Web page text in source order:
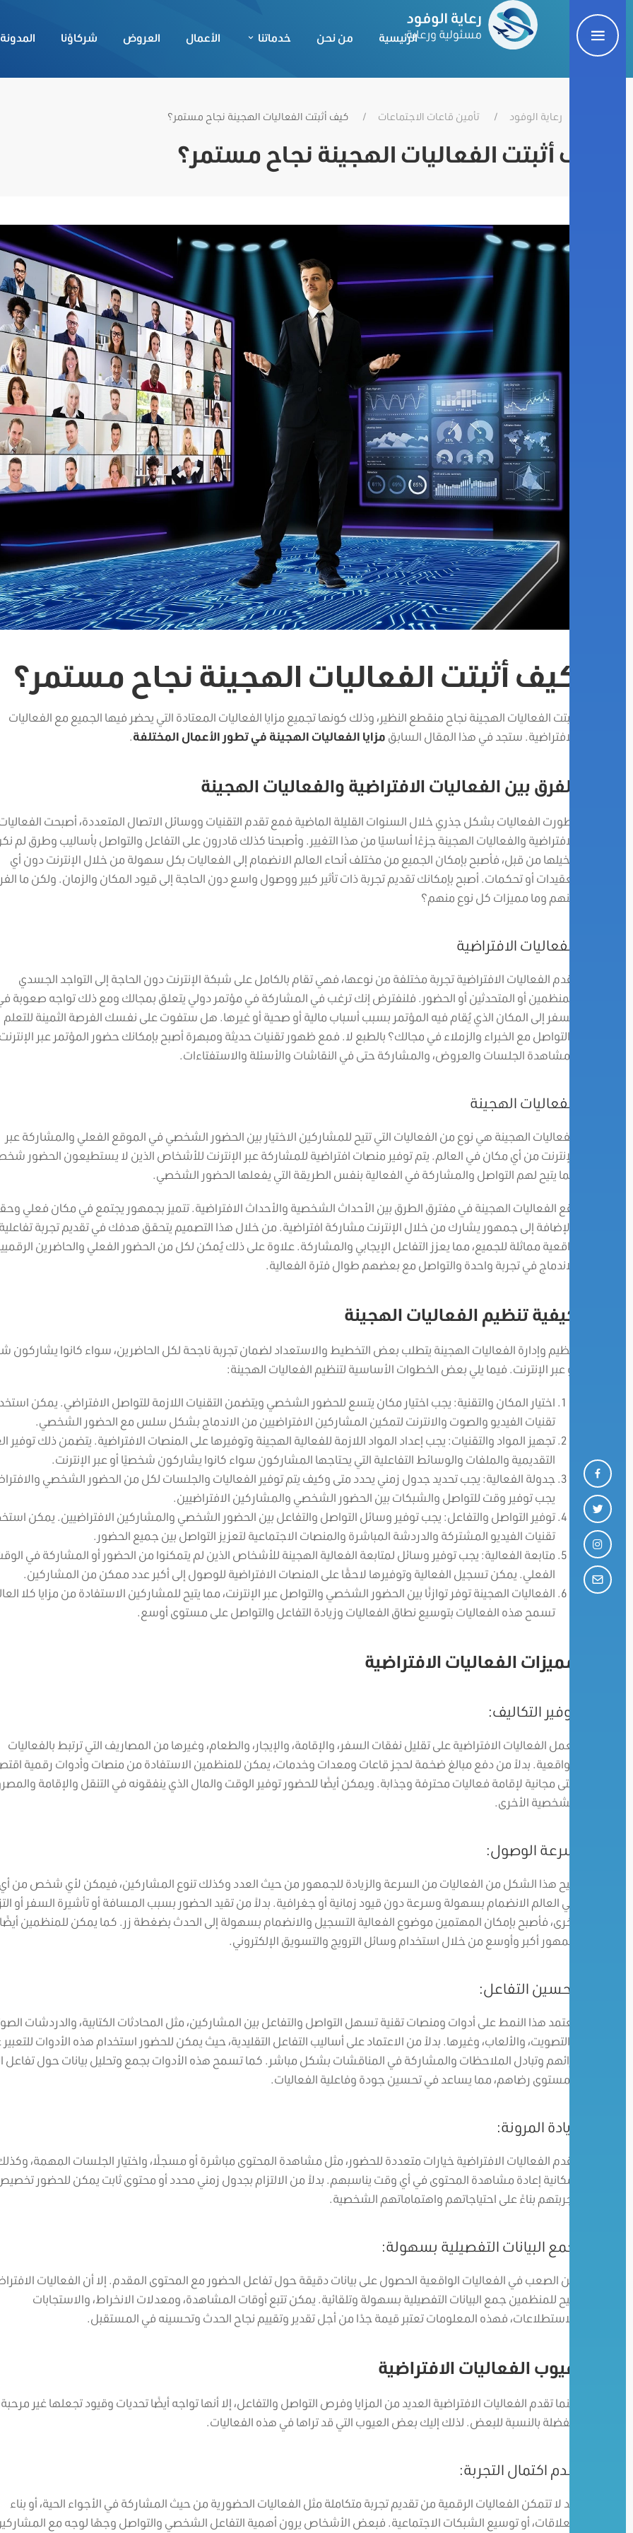
الرئيسية من نحن خدماتنا الأعمال العروض شركاؤنا المدونة
رعاية الوفود تأمين قاعات الاجتماعات كيف أثبتت الفعاليات الهجينة نجاح مستمر؟
كيف أثبتت الفعاليات الهجينة نجاح مستمر؟
كيف أثبتت الفعاليات الهجينة نجاح مستمر؟
أثبتت الفعاليات الهجينة نجاح منقطع النظير، وذلك كونها تجميع مزايا الفعاليات المعتادة التي يحضر فيها الجميع مع الفعاليات
الافتراضية. ستجد في هذا المقال السابق مزايا الفعاليات الهجينة في تطور الأعمال المختلفة.
الفرق بين الفعاليات الافتراضية والفعاليات الهجينة
تطورت الفعاليات بشكل جذري خلال السنوات القليلة الماضية فمع تقدم التقنيات ووسائل الاتصال المتعددة، أصبحت
الافتراضية والفعاليات الهجينة جزءًا أساسيًا من هذا التغيير. وأصبحنا كذلك قادرون على التفاعل والتواصل بأساليب وطرق لم
نتخيلها من قبل، فأصبح بإمكان الجميع من مختلف أنحاء العالم الانضمام إلى الفعاليات بكل سهولة من خلال الإنترنت دون أي
تعقيدات أو تحكمات. أصبح بإمكانك تقديم تجربة ذات تأثير كبير ووصول واسع دون الحاجة إلى قيود المكان والزمان. ولكن ما
بينهم وما مميزات كل نوع منهم؟
الفعاليات الافتراضية
تقدم الفعاليات الافتراضية تجربة مختلفة من نوعها، فهي تقام بالكامل على شبكة الإنترنت دون الحاجة إلى التواجد الجسدي
للمنظمين أو المتحدثين أو الحضور. فلنفترض إنك ترغب في المشاركة في مؤتمر دولي يتعلق بمجالك ومع ذلك تواجه صعوبة
السفر إلى المكان الذي يُقام فيه المؤتمر بسبب أسباب مالية أو صحية أو غيرها. هل ستفوت على نفسك الفرصة الثمينة للتعلم
والتواصل مع الخبراء والزملاء في مجالك؟ بالطبع لا. فمع ظهور تقنيات حديثة ومبهرة أصبح بإمكانك حضور المؤتمر عبر
ومشاهدة الجلسات والعروض، والمشاركة حتى في النقاشات والأسئلة والاستفتاءات.
الفعاليات الهجينة
الفعاليات الهجينة هي نوع من الفعاليات التي تتيح للمشاركين الاختيار بين الحضور الشخصي في الموقع الفعلي والمشاركة عبر
الإنترنت من أي مكان في العالم. يتم توفير منصات افتراضية للمشاركة عبر الإنترنت للأشخاص الذين لا يستطيعون الحضور
مما يتيح لهم التواصل والمشاركة في الفعالية بنفس الطريقة التي يفعلها الحضور الشخصي.
تقع الفعاليات الهجينة في مفترق الطرق بين الأحداث الشخصية والأحداث الافتراضية. تتميز بجمهور يجتمع في مكان فعلي
بالإضافة إلى جمهور يشارك من خلال الإنترنت مشاركة افتراضية. من خلال هذا التصميم يتحقق هدفك في تقديم تجربة تفاعلية
واقعية مماثلة للجميع، مما يعزز التفاعل الإيجابي والمشاركة. علاوة على ذلك يُمكن لكل من الحضور الفعلي والحاضرين
الاندماج في تجربة واحدة والتواصل مع بعضهم طوال فترة الفعالية.
كيفية تنظيم الفعاليات الهجينة
تنظيم وإدارة الفعاليات الهجينة يتطلب بعض التخطيط والاستعداد لضمان تجربة ناجحة لكل الحاضرين، سواء كانوا يشاركون
أو عبر الإنترنت. فيما يلي بعض الخطوات الأساسية لتنظيم الفعاليات الهجينة:
اختيار المكان والتقنية: يجب اختيار مكان يتسع للحضور الشخصي ويتضمن التقنيات اللازمة للتواصل الافتراضي. يمكن
تقنيات الفيديو والصوت والانترنت لتمكين المشاركين الافتراضيين من الاندماج بشكل سلس مع الحضور الشخصي.
تجهيز المواد والتقنيات: يجب إعداد المواد اللازمة للفعالية الهجينة وتوفيرها على المنصات الافتراضية. يتضمن ذلك توفير
التقديمية والملفات والوسائط التفاعلية التي يحتاجها المشاركون سواء كانوا يشاركون شخصيًا أو عبر الإنترنت.
جدولة الفعالية: يجب تحديد جدول زمني يحدد متى وكيف يتم توفير الفعاليات والجلسات لكل من الحضور الشخصي
يجب توفير وقت للتواصل والشبكات بين الحضور الشخصي والمشاركين الافتراضيين.
توفير التواصل والتفاعل: يجب توفير وسائل التواصل والتفاعل بين الحضور الشخصي والمشاركين الافتراضيين. يمكن
تقنيات الفيديو المشتركة والدردشة المباشرة والمنصات الاجتماعية لتعزيز التواصل بين جميع الحضور.
متابعة الفعالية: يجب توفير وسائل لمتابعة الفعالية الهجينة للأشخاص الذين لم يتمكنوا من الحضور أو المشاركة في
الفعلي. يمكن تسجيل الفعالية وتوفيرها لاحقًا على المنصات الافتراضية للوصول إلى أكبر عدد ممكن من المشاركين.
الفعاليات الهجينة توفر توازنًا بين الحضور الشخصي والتواصل عبر الإنترنت، مما يتيح للمشاركين الاستفادة من مزايا كلا
تسمح هذه الفعاليات بتوسيع نطاق الفعاليات وزيادة التفاعل والتواصل على مستوى أوسع.
مميزات الفعاليات الافتراضية
توفير التكاليف:
تعمل الفعاليات الافتراضية على تقليل نفقات السفر، والإقامة، والإيجار، والطعام، وغيرها من المصاريف التي ترتبط بالفعاليات
الواقعية. بدلاً من دفع مبالغ ضخمة لحجز قاعات ومعدات وخدمات، يمكن للمنظمين الاستفادة من منصات وأدوات رقمية
حتى مجانية لإقامة فعاليات محترفة وجذابة. ويمكن أيضًا للحضور توفير الوقت والمال الذي ينفقونه في التنقل والإقامة
الشخصية الأخرى.
سرعة الوصول:
يتيح هذا الشكل من الفعاليات من السرعة والزيادة للجمهور من حيث العدد وكذلك تنوع المشاركين، فيمكن لأي شخص من
في العالم الانضمام بسهولة وسرعة دون قيود زمانية أو جغرافية. بدلاً من تقيد الحضور بسبب المسافة أو تأشيرة السفر أو
أخرى، فأصبح بإمكان المهتمين موضوع الفعالية التسجيل والانضمام بسهولة إلى الحدث بضغطة زر. كما يمكن للمنظمين
جمهور أكبر وأوسع من خلال استخدام وسائل الترويج والتسويق الإلكتروني.
تحسين التفاعل:
يعتمد هذا النمط على أدوات ومنصات تقنية تسهل التواصل والتفاعل بين المشاركين، مثل المحادثات الكتابية، والدردشات
والتصويت، والألعاب، وغيرها. بدلاً من الاعتماد على أساليب التفاعل التقليدية، حيث يمكن للحضور استخدام هذه الأدوات
آرائهم وتبادل الملاحظات والمشاركة في المناقشات بشكل مباشر. كما تسمح هذه الأدوات بجمع وتحليل بيانات حول تفاعل
ومستوى رضاهم، مما يساعد في تحسين جودة وفاعلية الفعاليات.
زيادة المرونة:
تقدم الفعاليات الافتراضية خيارات متعددة للحضور، مثل مشاهدة المحتوى مباشرة أو مسجلًا، واختيار الجلسات المهمة،
إمكانية إعادة مشاهدة المحتوى في أي وقت يناسبهم. بدلاً من الالتزام بجدول زمني محدد أو محتوى ثابت يمكن للحضور
تجربتهم بناءً على احتياجاتهم واهتماماتهم الشخصية.
جمع البيانات التفصيلية بسهولة:
من الصعب في الفعاليات الواقعية الحصول على بيانات دقيقة حول تفاعل الحضور مع المحتوى المقدم. إلا أن الفعاليات
تتيح للمنظمين جمع البيانات التفصيلية بسهولة وتلقائية. يمكن تتبع أوقات المشاهدة، ومعدلات الانخراط، والاستجابات
للاستطلاعات، فهذه المعلومات تعتبر قيمة جدًا من أجل تقدير وتقييم نجاح الحدث وتحسينه في المستقبل.
عيوب الفعاليات الافتراضية
بينما تقدم الفعاليات الافتراضية العديد من المزايا وفرص التواصل والتفاعل، إلا أنها تواجه أيضًا تحديات وقيود تجعلها غير مرحبة
مفضلة بالنسبة للبعض. لذلك إليك بعض العيوب التي قد تراها في هذه الفعاليات.
عدم اكتمال التجربة:
قد لا تتمكن الفعاليات الرقمية من تقديم تجربة متكاملة مثل الفعاليات الحضورية من حيث المشاركة في الأجواء الحية، أو بناء
العلاقات، أو توسيع الشبكات الاجتماعية. فبعض الأشخاص يرون أهمية التفاعل الشخصي والتواصل وجهًا لوجه مع